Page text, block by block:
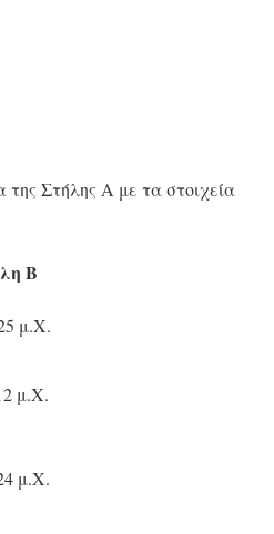
της Στήλης Α με τα στοιχεία
Β
μ.Χ.
μ.Χ.
μ.Χ.